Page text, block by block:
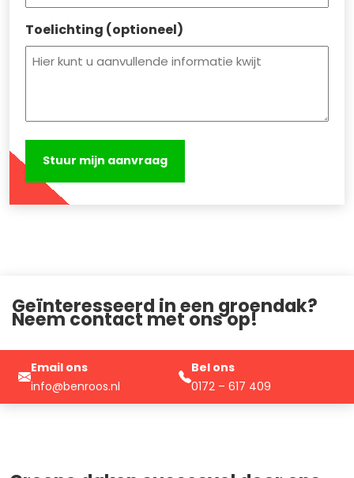
Toelichting (optioneel)
Geïnteresseerd in een groendak?
Neem contact met ons op!
Email ons
info@benroos.nl
Bel ons
0172 – 617 409